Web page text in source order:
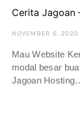
Cerita Jagoan
NOVEMBER 6, 2020
Mau Website
modal besar
Jagoan